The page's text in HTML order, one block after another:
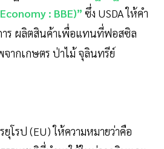
: BBE)” ซึ่ง USDA ให้คำ
าร ผลิตสินค้าเพื่อแทนที่ฟอสซิล
ากเกษตร ป่าไม้ จุลินทรีย์
โรป (EU) ให้ความหมายว่าคือ